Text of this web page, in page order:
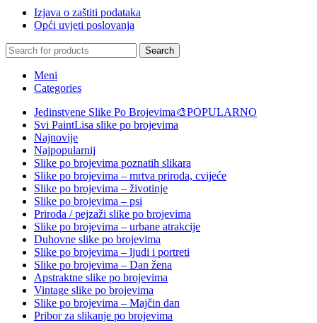
Izjava o zaštiti podataka
Opći uvjeti poslovanja
Search
Meni
Categories
Jedinstvene Slike Po Brojevima🎨POPULARNO
Svi PaintLisa slike po brojevima
Najnovije
Najpopularnij
Slike po brojevima poznatih slikara
Slike po brojevima – mrtva priroda, cvijeće
Slike po brojevima – životinje
Slike po brojevima – psi
Priroda / pejzaži slike po brojevima
Slike po brojevima – urbane atrakcije
Duhovne slike po brojevima
Slike po brojevima – ljudi i portreti
Slike po brojevima – Dan žena
Apstraktne slike po brojevima
Vintage slike po brojevima
Slike po brojevima – Majčin dan
Pribor za slikanje po brojevima